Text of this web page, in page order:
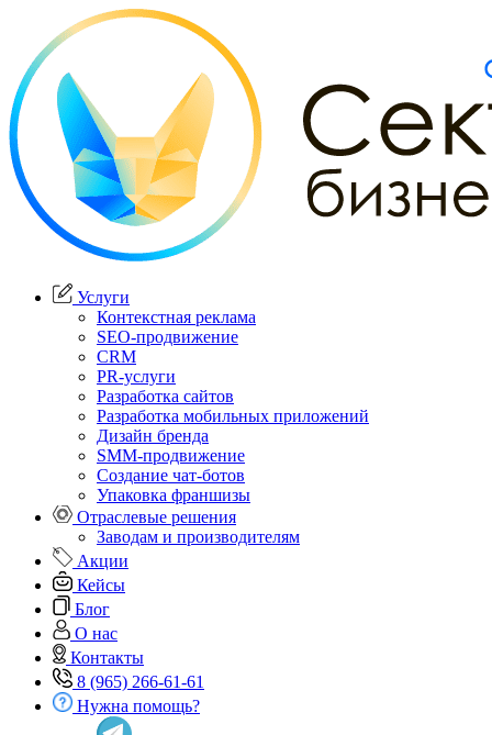
Услуги
Контекстная реклама
SEO-продвижение
CRM
PR-услуги
Разработка сайтов
Разработка мобильных приложений
Дизайн бренда
SMM-продвижение
Создание чат-ботов
Упаковка франшизы
Отраслевые решения
Заводам и производителям
Акции
Кейсы
Блог
О нас
Контакты
8 (965) 266-61-61
Нужна помощь?